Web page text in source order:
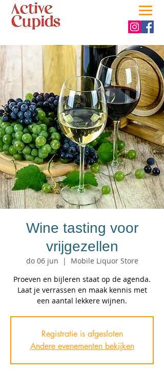
Wine tasting voor
vrijgezellen
do 06 jun
  |
Mobile Liquor Store
Proeven en bijleren staat op de agenda.
Laat je verrassen en maak kennis met
een aantal lekkere wijnen.
Registratie is afgesloten
Andere evenementen bekijken